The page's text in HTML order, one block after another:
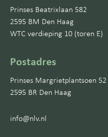
Prinses Beatrixlaan 582
2595 BM Den Haag
WTC verdieping 10 (toren E)
Postadres
Prinses Margrietplantsoen 52
2595 BR Den Haag
info@nlv.nl